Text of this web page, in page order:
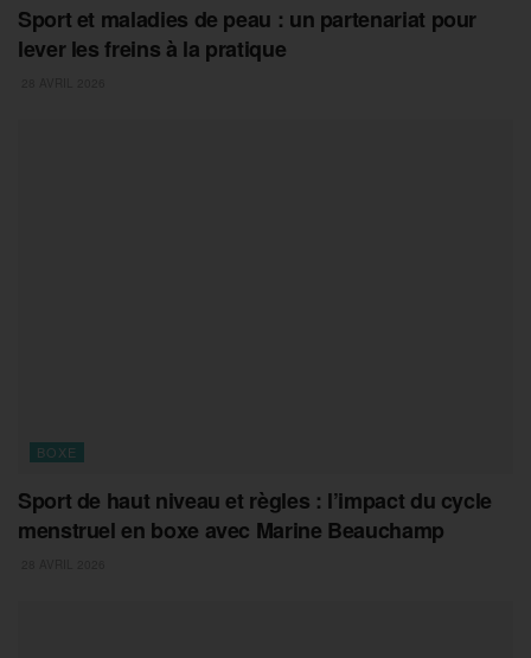
Sport et maladies de peau : un partenariat pour
lever les freins à la pratique
BOXE
Sport de haut niveau et règles : l’impact du cycle
menstruel en boxe avec Marine Beauchamp